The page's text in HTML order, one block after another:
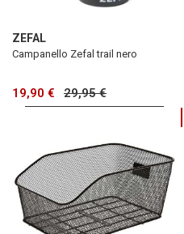
ZEFAL
Campanello Zefal trail nero
19,90 € 29,95 €